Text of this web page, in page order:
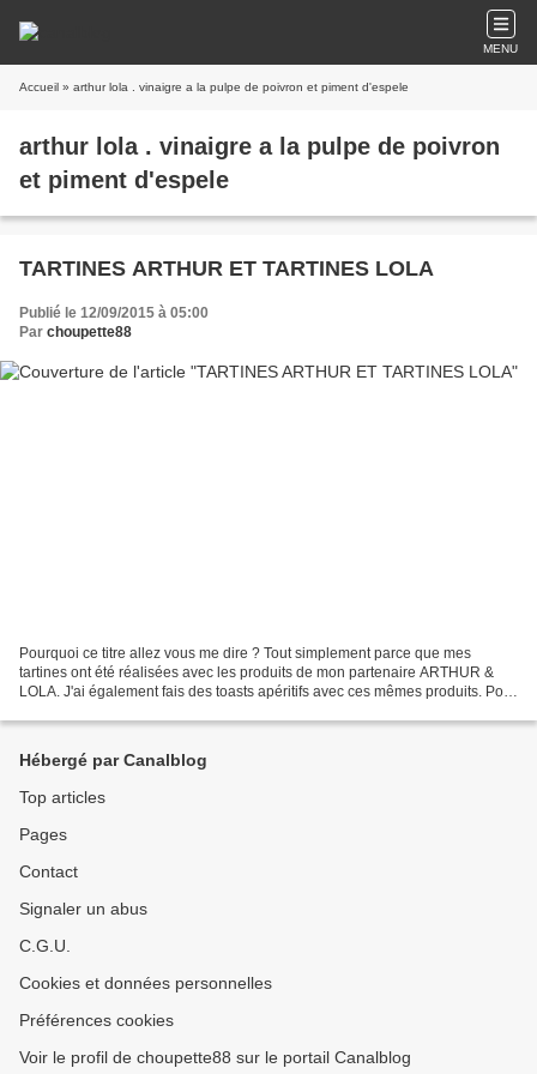
MENU
Accueil » arthur lola . vinaigre a la pulpe de poivron et piment d'espele
arthur lola . vinaigre a la pulpe de poivron
et piment d'espele
TARTINES ARTHUR ET TARTINES LOLA
Publié le 12/09/2015 à 05:00
Par choupette88
Pourquoi ce titre allez vous me dire ? Tout simplement parce que mes
tartines ont été réalisées avec les produits de mon partenaire ARTHUR &
LOLA. J'ai également fais des toasts apéritifs avec ces mêmes produits. Pour
Hébergé par Canalblog
Top articles
Pages
Contact
Signaler un abus
C.G.U.
Cookies et données personnelles
Préférences cookies
Voir le profil de choupette88 sur le portail Canalblog